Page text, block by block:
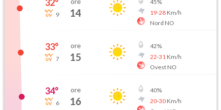
32°
9 14
45%
19-28Km/h
Nord NO
33°
7
ore
15
42%
22-31 Km/h
Ovest NO
34°
6
ore
16
40%
20-30Km/h